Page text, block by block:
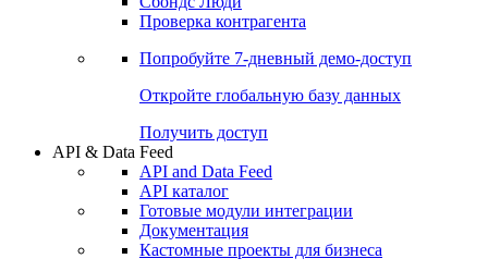
Сохраненные запросы
Чат
Проверка контрагента
Попробуйте7-дневный
Откройте глобальную базу данных
Получить доступ
API & Data Feed
API and Data Feed